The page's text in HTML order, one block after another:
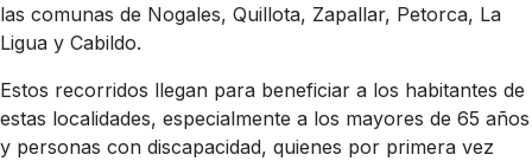
las comunas de Nogales, Quillota, Zapallar, Petorca, La
Ligua y Cabildo.
Estos recorridos llegan para beneficiar a los habitantes de
estas localidades, especialmente a los mayores de 65 años
y personas con discapacidad, quienes por primera vez